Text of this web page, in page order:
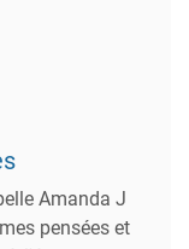
Amanda J
pensées et